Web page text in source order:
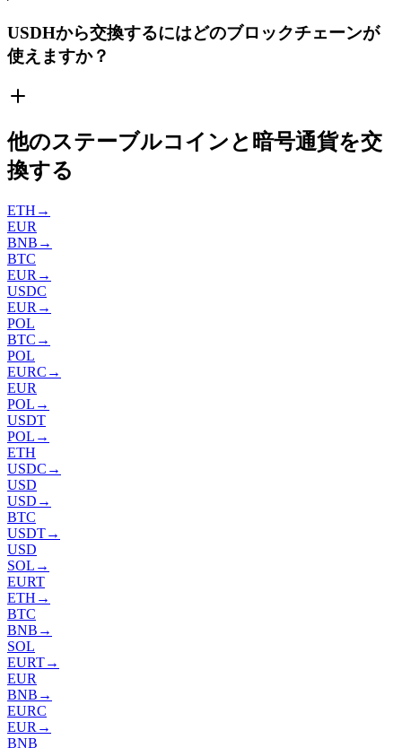
USDHから交換するにはどのブロックチェーンが
使えますか？
他のステーブルコインと暗号通貨を交
換する
ETH →
EUR
BNB →
BTC
EUR →
USDC
EUR →
POL
BTC →
POL
EURC →
EUR
POL →
USDT
POL →
ETH
USDC →
USD
USD →
BTC
USDT→
USD
SOL →
EURT
ETH →
BTC
BNB →
SOL
EURT→
EUR
BNB →
EURC
EUR →
BNB